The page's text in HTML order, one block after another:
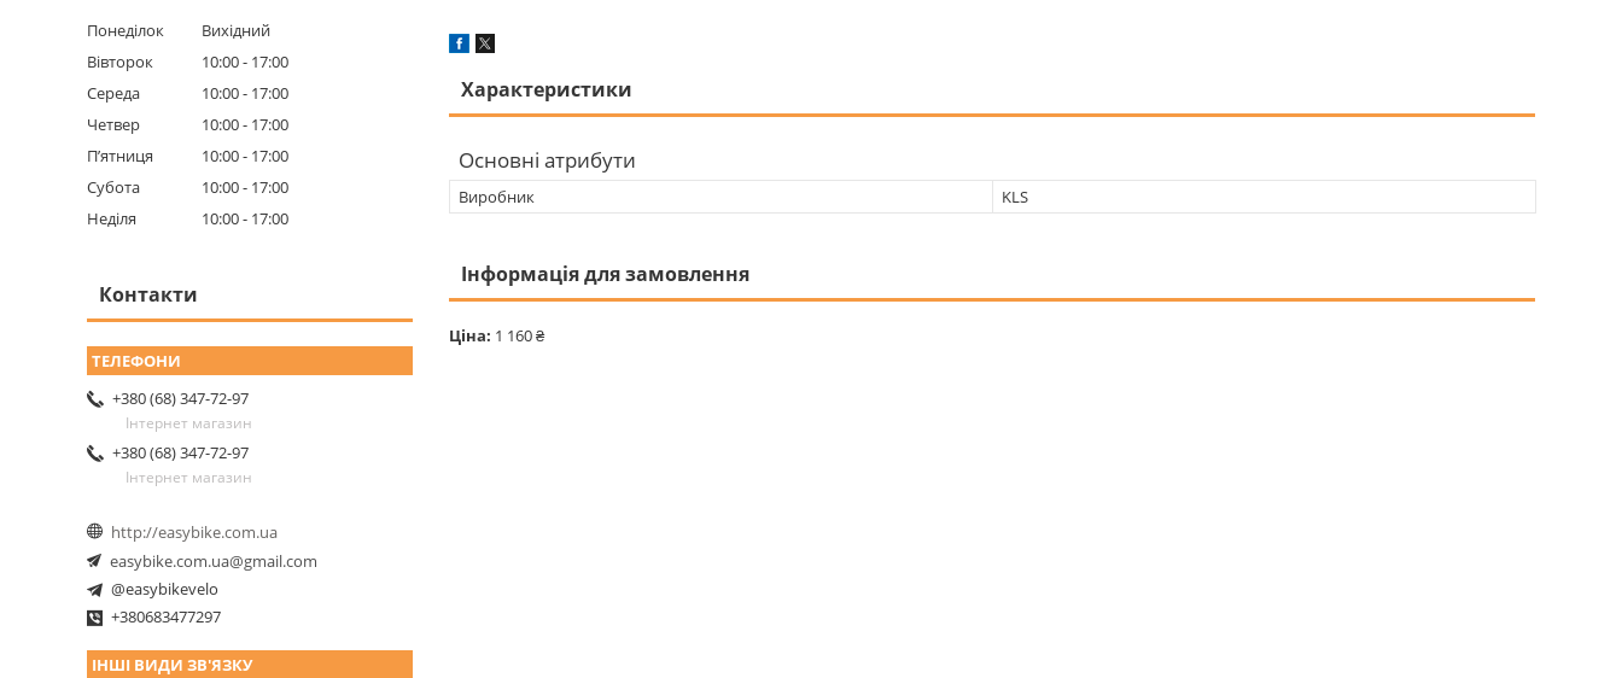
Характеристики
Основні атрибути
Виробник KLS
Інформація для замовлення
Ціна: 1 160 ₴
Понеділок
Вихідний
Вівторок
10:00
17:00
Середа
10:00
17:00
Четвер
10:00
17:00
Пʼятниця
10:00
17:00
Субота
10:00
17:00
Неділя
10:00 17:00
Контакти
+380 (68) 347-72-97
Інтернет магазин
+380 (68) 347-72-97
Інтернет магазин
http://easybike.com.ua
easybike.com.ua@gmail.com
@easybikevelo
+380683477297
ІНШІ ВИДИ ЗВ'ЯЗКУ